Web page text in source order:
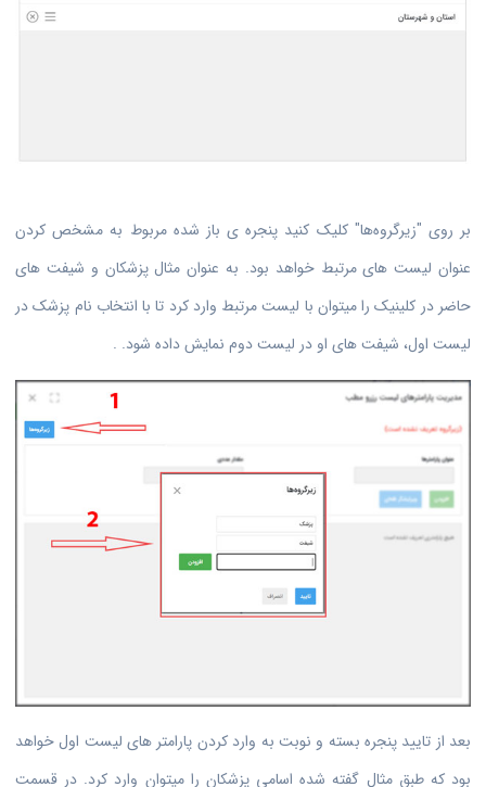
بر روی "زیرگروه‌ها" کلیک کنید پنجره ی باز شده مربوط به مشخص کردن
عنوان لیست های مرتبط خواهد بود. به عنوان مثال پزشکان و شیفت های
حاضر در کلینیک را میتوان با لیست مرتبط وارد کرد تا با انتخاب نام پزشک در
لیست اول، شیفت های او در لیست دوم نمایش داده شود. .
بعد از تایید پنجره بسته و نوبت به وارد کردن پارامتر های لیست اول خواهد
بود که طبق مثال گفته شده اسامی پزشکان را میتوان وارد کرد. در قسمت